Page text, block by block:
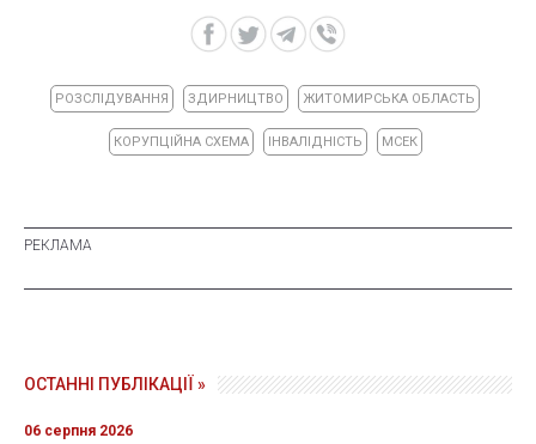
РОЗСЛІДУВАННЯ ЗДИРНИЦТВО ЖИТОМИРСЬКА ОБЛАСТЬ
КОРУПЦІЙНА СХЕМА ІНВАЛІДНІСТЬ МСЕК
ОСТАННІ ПУБЛІКАЦІЇ »
06 серпня 2026